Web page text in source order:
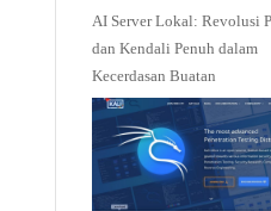
AI Server Lokal: Revolusi
dan Kendali Penuh dalam
Kecerdasan Buatan